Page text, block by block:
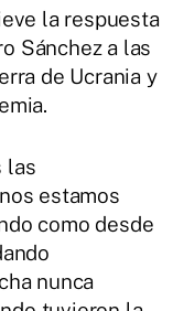
la respuesta
Sánchez a las
de Ucrania y
las
estamos
como desde
nunca